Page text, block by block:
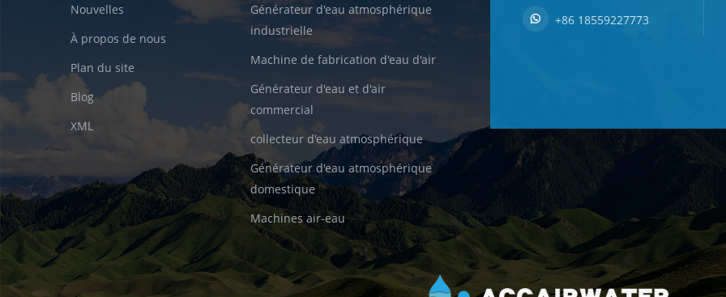
Nouvelles
À propos de nous
Plan du site
Blog
XML
Générateur d'eau atmosphérique
industrielle
Machine de fabrication d'eau d'air
Générateur d'eau et d'air
commercial
collecteur d'eau atmosphérique
Générateur d'eau atmosphérique
domestique
Machines air-eau
+86 18559227773